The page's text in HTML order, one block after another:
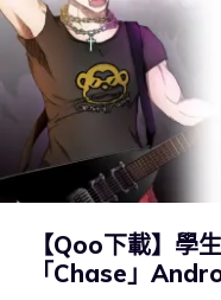
【Qoo下載】學
「Chase」